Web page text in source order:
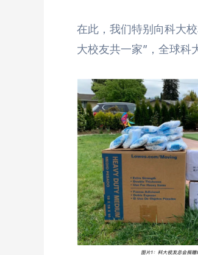
在此，我们特别向科大
大校友共一家”，全球科